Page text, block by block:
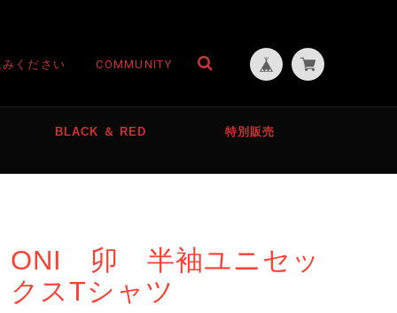
ください COMMUNITY
BLACK ＆ RED 特別販売
ONI 卯 半袖ユニセッ
クスTシャツ